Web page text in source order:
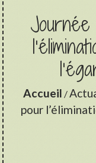
Accueil /
pour